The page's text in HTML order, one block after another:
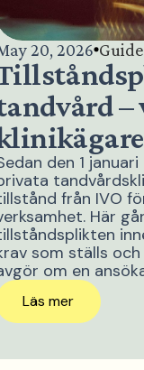
20, 2026
–
den 1
från IVO
Här
som ställs
om en
Läs mer